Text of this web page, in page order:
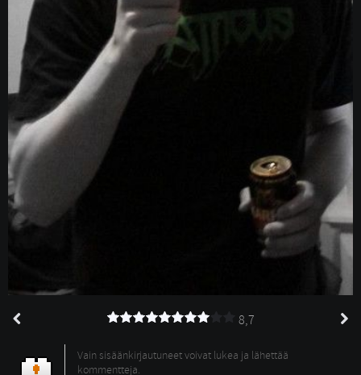
8,7
Vain sisäänkirjautuneet voivat lukea ja lähettää
kommentteja.